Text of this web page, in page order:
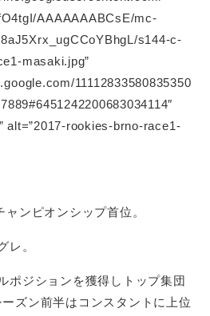
AAAAAAABCsE/mc-
s144-c-
masaki.jpg”
11112833580835350
alt=”2017-rookies-brno-race1-
ンピオンシップ首位。
。
ジションを獲得しトップ集団
ズン前半はコンスタントに上位